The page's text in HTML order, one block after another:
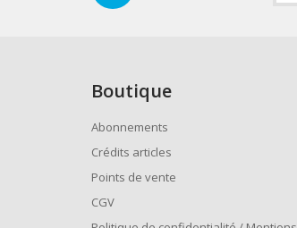
Boutique
Abonnements
Crédits articles
Points de vente
CGV